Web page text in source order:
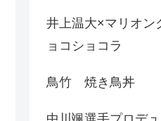
井上温大×マリオン
ョコショコラ
鳥竹 焼き鳥丼